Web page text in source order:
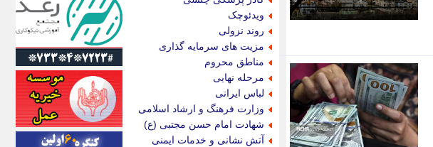
ویدئوچک
روند نزولی
مزیت های سرمایه گذاری
مناطق محروم
مرحله نهایی
لباس ایرانی
وزارت فرهنگ و ارشاد اسلامی
شهادت امام حسن مجتبی (ع)
آتش نشانی و خدمات ایمنی
ایرانی روز
ایرانیتال
ایرنا
ایسکانیوز
ایسنا
ایکنا
ایلنا
اینتیتر
ایونا نیوز